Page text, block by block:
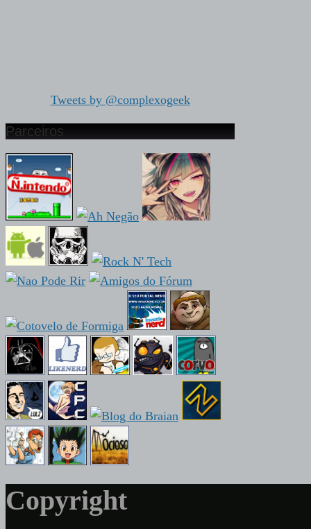
Tweets by @complexogeek
Parceiros
Copyright